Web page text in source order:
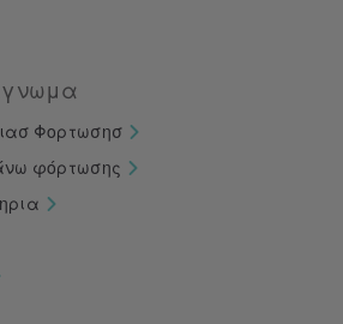
Φορτωσησ
φόρτωσης